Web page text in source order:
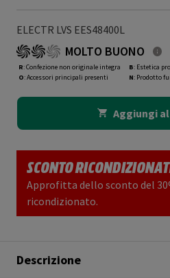
ELECTR LVS EES48400L
MOLTO BUONO
R: Confezione non originale integra
O: Accessori principali presenti
B: Estetica
N: Prodotto
Aggiungi
SCONTO
Approfitta dello sconto del
ricondizionato.
Descrizione